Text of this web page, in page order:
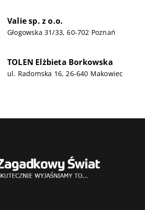
Valie sp. z o.o.
Głogowska 31/33, 60-702 Poznań
TOLEN Elżbieta Borkowska
ul. Radomska 16, 26-640 Makowiec